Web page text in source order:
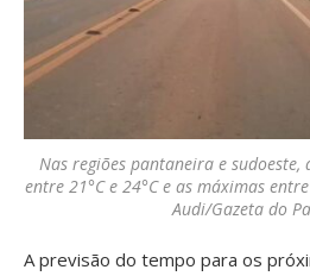
Nas regiões pantaneira e
entre 21°C e 24°C e as máximas
Audi/Gazeta do
A previsão do tempo para os